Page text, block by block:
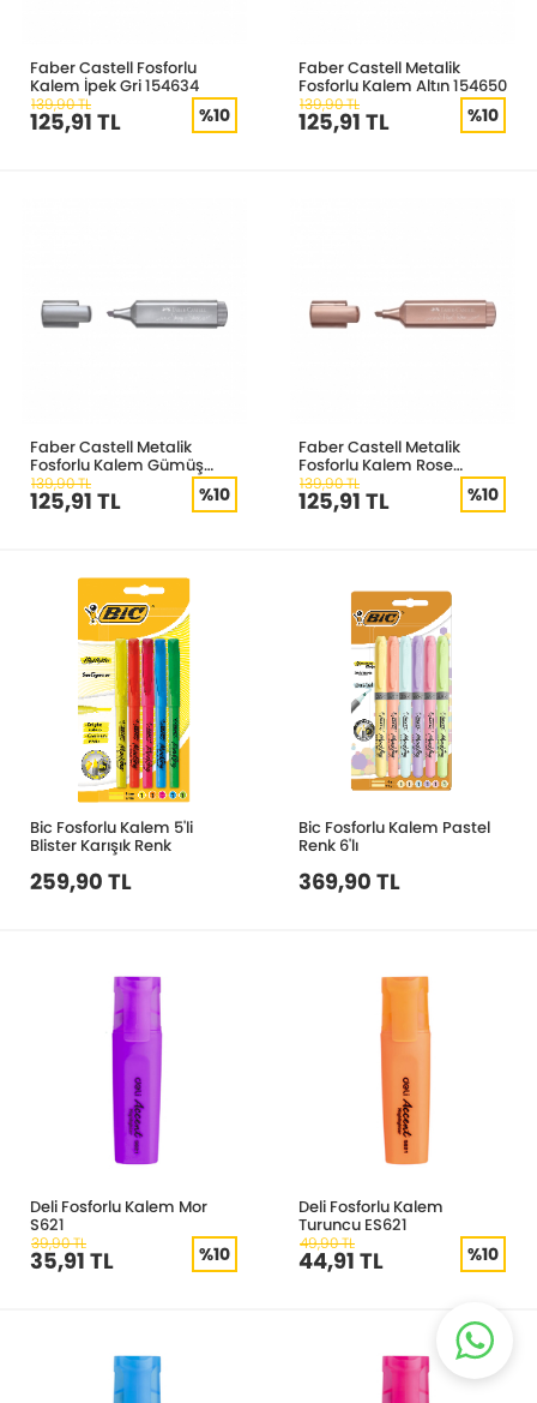
Faber Castell Fosforlu
Kalem İpek Gri 154634
139,90 TL
125,91 TL %10
Faber Castell Metalik
Fosforlu Kalem Altın 154650
139,90 TL
125,91 TL %10
Faber Castell Metalik
Fosforlu Kalem Gümüş
154661
139,90 TL
125,91 TL %10
Faber Castell Metalik
Fosforlu Kalem Rose
154626
139,90 TL
125,91 TL %10
Bic Fosforlu Kalem 5'li
Blister Karışık Renk
259,90 TL
Bic Fosforlu Kalem Pastel
Renk 6'lı
369,90 TL
Deli Fosforlu Kalem Mor
S621
39,90 TL
35,91 TL %10
Deli Fosforlu Kalem
Turuncu ES621
49,90 TL
44,91 TL %10